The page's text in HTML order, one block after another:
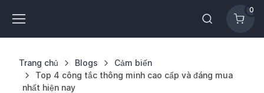
0
Trang chủ Blogs
Cảm biến
Top 4 công tắc thông minh cao cấp và đáng mua
nhất hiện nay